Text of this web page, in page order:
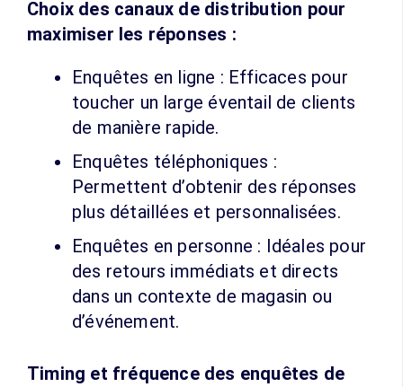
Choix des canaux de distribution pour
maximiser les réponses :
Enquêtes en ligne : Efficaces pour
toucher un large éventail de clients
de manière rapide.
Enquêtes téléphoniques :
Permettent d’obtenir des réponses
plus détaillées et personnalisées.
Enquêtes en personne : Idéales pour
des retours immédiats et directs
dans un contexte de magasin ou
d’événement.
Timing et fréquence des enquêtes de